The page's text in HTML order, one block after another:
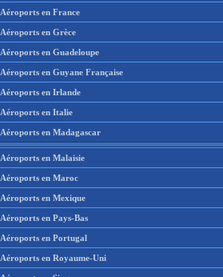
Aéroports en France
Aéroports en Grèce
Aéroports en Guadeloupe
Aéroports en Guyane Française
Aéroports en Irlande
Aéroports en Italie
Aéroports en Madagascar
Aéroports en Malaisie
Aéroports en Maroc
Aéroports en Mexique
Aéroports en Pays-Bas
Aéroports en Portugal
Aéroports en Royaume-Uni